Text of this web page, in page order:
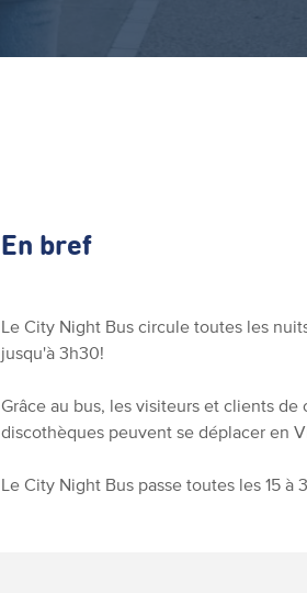
En bref
Le City Night Bus circule toutes les
jusqu'à 3h30!
Grâce au bus, les visiteurs et clients
discothèques peuvent se déplacer en
Le City Night Bus passe toutes les 15